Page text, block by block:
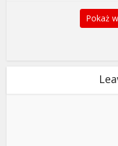
Pokaż